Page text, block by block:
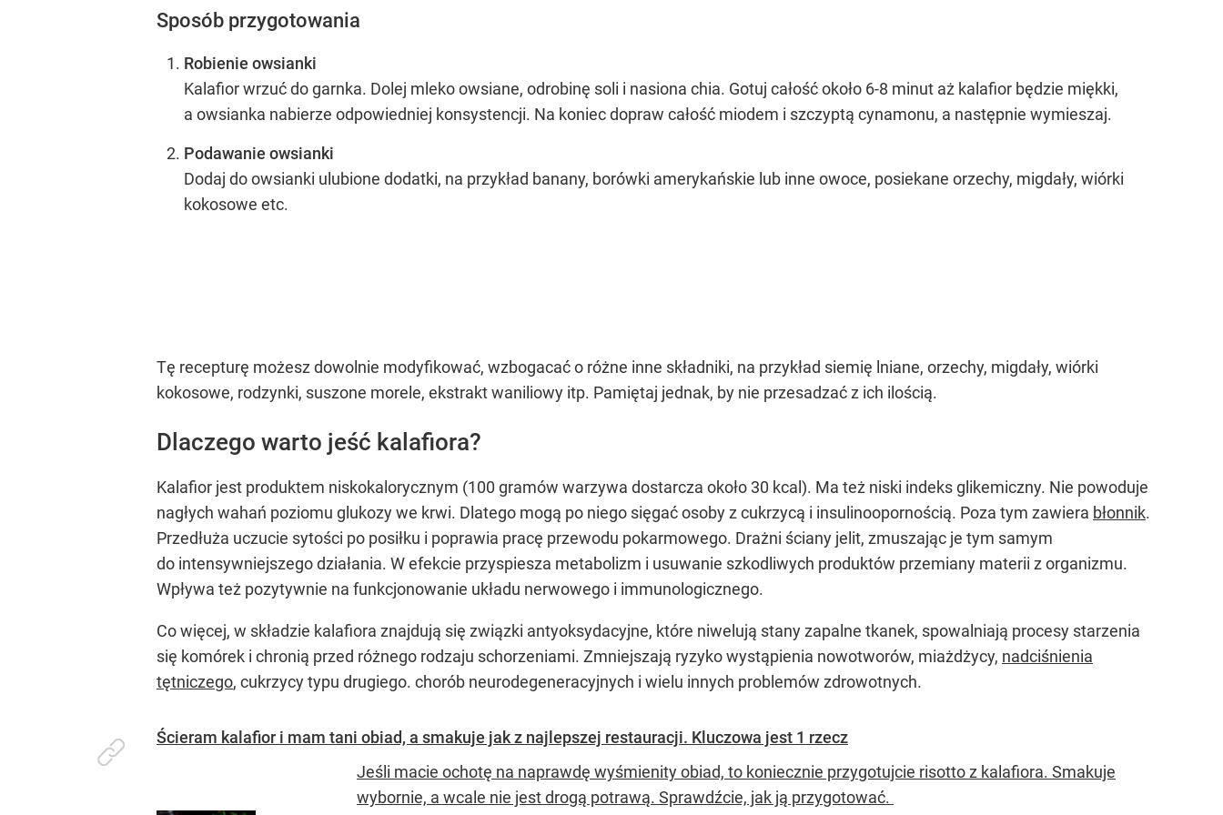
Sposób przygotowania
Robienie owsianki
Kalafior wrzuć do garnka. Dolej mleko owsiane, odrobinę soli i nasiona chia. Gotuj całość około 6-8 minut aż kalafior będzie miękki,
a owsianka nabierze odpowiedniej konsystencji. Na koniec dopraw całość miodem i szczyptą cynamonu, a następnie wymieszaj.
Podawanie owsianki
Dodaj do owsianki ulubione dodatki, na przykład banany, borówki amerykańskie lub inne owoce, posiekane orzechy, migdały, wiórki
kokosowe etc.
Tę recepturę możesz dowolnie modyfikować, wzbogacać o różne inne składniki, na przykład siemię lniane, orzechy, migdały, wiórki
kokosowe, rodzynki, suszone morele, ekstrakt waniliowy itp. Pamiętaj jednak, by nie przesadzać z ich ilością.
Dlaczego warto jeść kalafiora?
Kalafior jest produktem niskokalorycznym (100 gramów warzywa dostarcza około 30 kcal). Ma też niski indeks glikemiczny. Nie powoduje
nagłych wahań poziomu glukozy we krwi. Dlatego mogą po niego sięgać osoby z cukrzycą i insulinoopornością. Poza tym zawiera błonnik.
Przedłuża uczucie sytości po posiłku i poprawia pracę przewodu pokarmowego. Drażni ściany jelit, zmuszając je tym samym
do intensywniejszego działania. W efekcie przyspiesza metabolizm i usuwanie szkodliwych produktów przemiany materii z organizmu.
Wpływa też pozytywnie na funkcjonowanie układu nerwowego i immunologicznego.
Co więcej, w składzie kalafiora znajdują się związki antyoksydacyjne, które niwelują stany zapalne tkanek, spowalniają procesy starzenia
się komórek i chronią przed różnego rodzaju schorzeniami. Zmniejszają ryzyko wystąpienia nowotworów, miażdżycy, nadciśnienia
tętniczego, cukrzycy typu drugiego. chorób neurodegeneracyjnych i wielu innych problemów zdrowotnych.
Ścieram kalafior i mam tani obiad, a smakuje jak z najlepszej restauracji. Kluczowa jest 1 rzecz
Jeśli macie ochotę na naprawdę wyśmienity obiad, to koniecznie przygotujcie risotto z kalafiora. Smakuje
wybornie, a wcale nie jest drogą potrawą. Sprawdźcie, jak ją przygotować.